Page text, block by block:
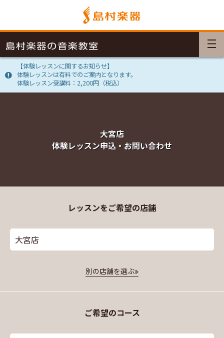
【体験レッスンに関するお知らせ】
体験レッスンは有料でのご案内となります。
体験レッスン受講料：2,200円（税込）
大宮店
体験レッスン申込・お問い合わせ
レッスンをご希望の店舗
大宮店
別の店舗を選ぶ
ご希望のコース